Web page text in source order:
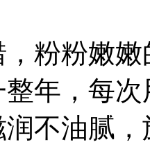
粉粉嫩
年，每
不油腻